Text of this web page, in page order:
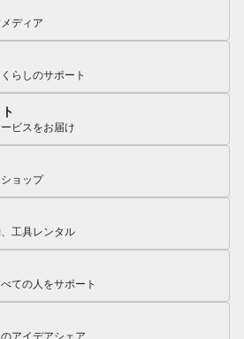
ディア
らしのサポート
ビスをお届け
ョップ
工具レンタル
ての人をサポート